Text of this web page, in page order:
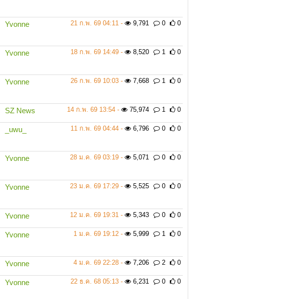
Yvonne 21 ก.พ. 69 04:11 - 9,791 0 0
Yvonne 18 ก.พ. 69 14:49 - 8,520 1 0
Yvonne 26 ก.พ. 69 10:03 - 7,668 1 0
SZ News 14 ก.พ. 69 13:54 - 75,974 1 0
_uwu_ 11 ก.พ. 69 04:44 - 6,796 0 0
Yvonne 28 ม.ค. 69 03:19 - 5,071 0 0
Yvonne 23 ม.ค. 69 17:29 - 5,525 0 0
Yvonne 12 ม.ค. 69 19:31 - 5,343 0 0
Yvonne 1 ม.ค. 69 19:12 - 5,999 1 0
Yvonne 4 ม.ค. 69 22:28 - 7,206 2 0
Yvonne 22 ธ.ค. 68 05:13 - 6,231 0 0